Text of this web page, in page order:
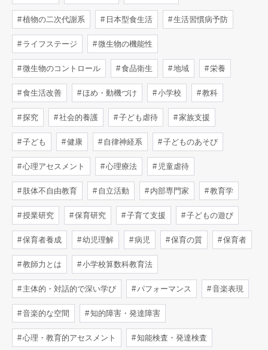
植物の二次代謝系 日本型食生活 生活習慣病予防
ライフステージ 微生物の機能性
微生物のコントロール 食品衛生 地域 栄養
食生活改善 ほめ・動機づけ 小学校 教科
探究 社会的養護 子ども虐待 家族支援
子ども 健康 自律神経系 子どものあそび
心理アセスメント 心理療法 児童虐待
肢体不自由教育 自立活動 内部専門家 教育学
授業研究 保育研究 子育て支援 子どもの遊び
保育者養成 幼児理解 病児 保育の質 保育者
教師力とは 小学校算数科教育法
主体的・対話的で深い学び パフォーマンス 音楽表現
音楽的な空間 知的障害・発達障害
心理・教育的アセスメント 知能検査・発達検査